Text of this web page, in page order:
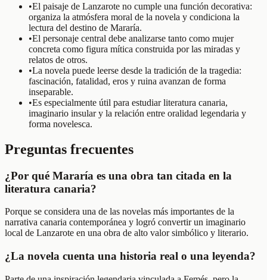
•El paisaje de Lanzarote no cumple una función decorativa:
organiza la atmósfera moral de la novela y condiciona la
lectura del destino de Mararía.
•El personaje central debe analizarse tanto como mujer
concreta como figura mítica construida por las miradas y
relatos de otros.
•La novela puede leerse desde la tradición de la tragedia:
fascinación, fatalidad, eros y ruina avanzan de forma
inseparable.
•Es especialmente útil para estudiar literatura canaria,
imaginario insular y la relación entre oralidad legendaria y
forma novelesca.
Preguntas frecuentes
¿Por qué Mararía es una obra tan citada en la
literatura canaria?
Porque se considera una de las novelas más importantes de la
narrativa canaria contemporánea y logró convertir un imaginario
local de Lanzarote en una obra de alto valor simbólico y literario.
¿La novela cuenta una historia real o una leyenda?